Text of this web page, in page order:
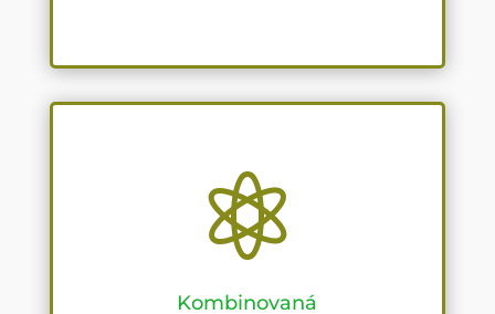

Kombinovaná